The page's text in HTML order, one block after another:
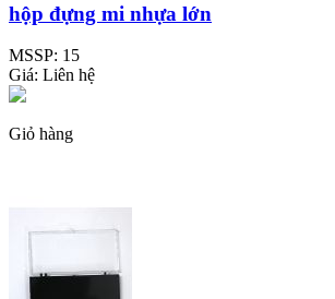
hộp đựng mi nhựa lớn
MSSP: 15
Giá: Liên hệ
Giỏ hàng